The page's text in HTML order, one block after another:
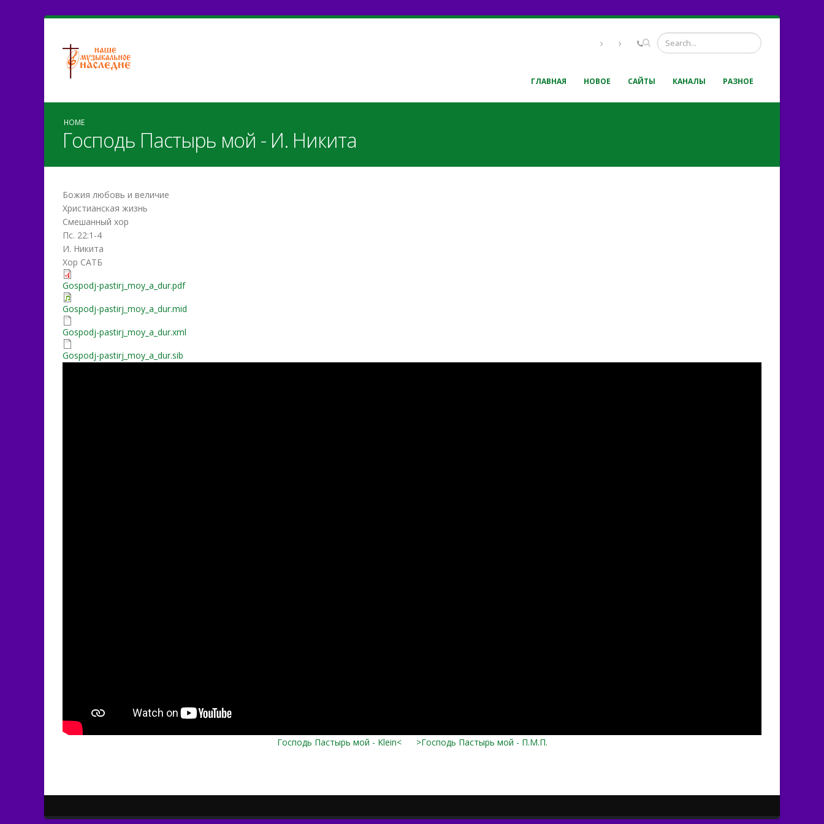
ГЛАВНАЯ НОВОЕ САЙТЫ КАНАЛЫ РАЗНОЕ
HOME
Господь Пастырь мой - И. Никита
Божия любовь и величие
Христианская жизнь
Смешанный хор
Пс. 22:1-4
И. Никита
Хор САТБ
Gospodj-pastirj_moy_a_dur.pdf
Gospodj-pastirj_moy_a_dur.mid
Gospodj-pastirj_moy_a_dur.xml
Gospodj-pastirj_moy_a_dur.sib
Господь Пастырь мой - Klein< >Господь Пастырь мой - П.М.П.